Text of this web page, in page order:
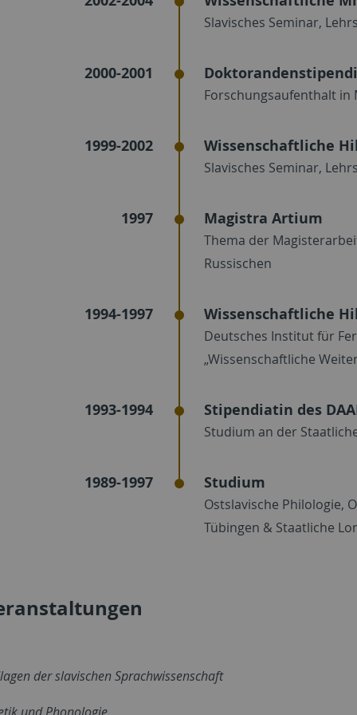
Slavisches Seminar,
2000-2001
Forschungsaufenthalt in
1999-2002 Wissenschaftliche
Slavisches Seminar,
1997 Magistra Artium
Thema der
Russischen
1994-1997 Wissenschaftliche
Deutsches Institut für
„Wissenschaftliche
1993-1994 Stipendiatin des
Studium an der
1989-1997 Studium
Ostslavische Philologie,
Tübingen & Staatliche
der slavischen Sprachwissenschaft
und Phonologie